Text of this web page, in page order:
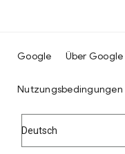
Google Über Google
Nutzungsbedingungen
Deutsch